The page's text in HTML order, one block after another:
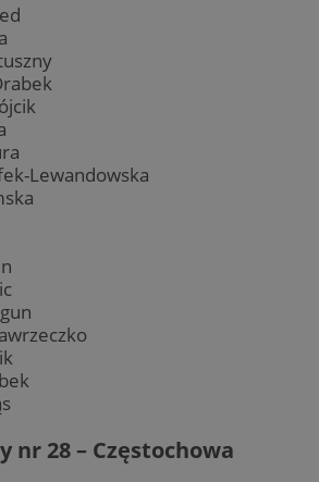
Lewandowska
nr 28 – Częstochowa